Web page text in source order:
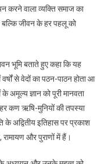
करने वाला व्यक्ति समाज का
बल्कि जीवन के हर पहलू को
भूमि बताते हुए कहा कि यह
से वेदों का पठन-पाठन होता आ
अमूल्य ज्ञान को पूरी मानवता
कण ऋषि-मुनियों की तपस्या
अद्वितीय इतिहास पर प्रकाश
और पुराणों में हैं।